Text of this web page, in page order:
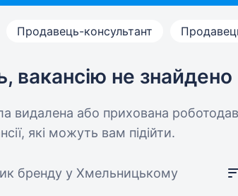
Продавець-консультант
вакансію не знайдено
видалена або прихована
які можуть вам підійти.
бренду у Хмельницькому